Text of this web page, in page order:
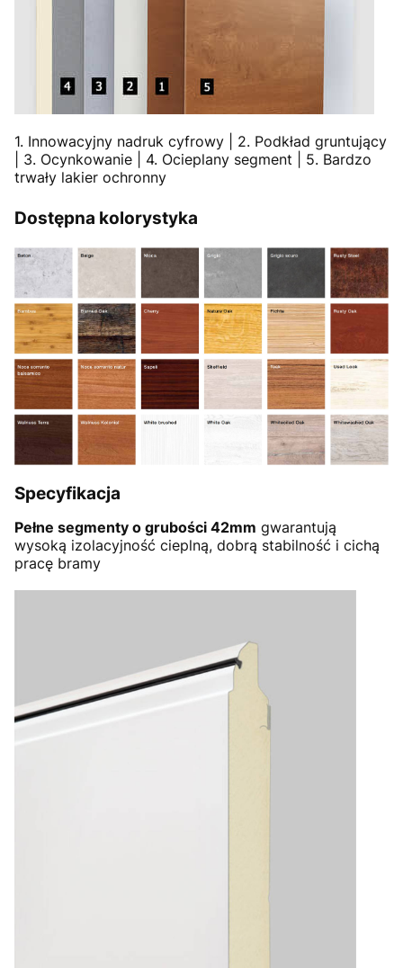
1. Innowacyjny nadruk cyfrowy | 2. Podkład gruntujący
| 3. Ocynkowanie | 4. Ocieplany segment | 5. Bardzo
trwały lakier ochronny
Dostępna kolorystyka
Specyfikacja
Pełne segmenty o grubości 42mm gwarantują
wysoką izolacyjność cieplną, dobrą stabilność i cichą
pracę bramy